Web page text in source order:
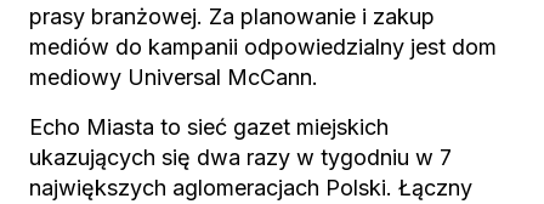
prasy branżowej. Za planowanie i zakup
mediów do kampanii odpowiedzialny jest dom
mediowy Universal McCann.
Echo Miasta to sieć gazet miejskich
ukazujących się dwa razy w tygodniu w 7
największych aglomeracjach Polski. Łączny